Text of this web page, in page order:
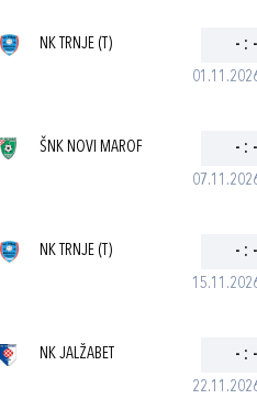
NK TRNJE (T) - : -
ŠNK NOVI MAROF - : -
NK TRNJE (T) - : -
NK JALŽABET - : -